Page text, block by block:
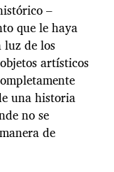
–
que le haya
luz de los
artísticos
una historia
no se
de